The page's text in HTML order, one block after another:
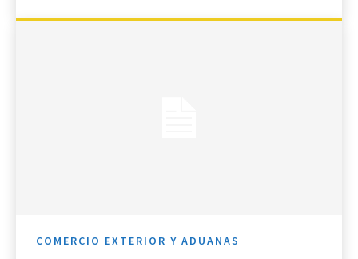
COMERCIO EXTERIOR Y ADUANAS